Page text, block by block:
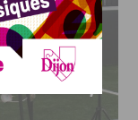
DEBALLON,